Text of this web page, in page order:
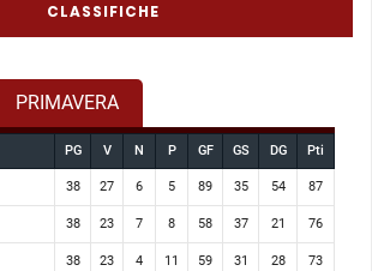
CLASSIFICHE
PRIMAVERA
PG V N P GF GS DG Pti
38 27 6 5 89 35 54 87
38 23 7 8 58 37 21 76
38 23 4 11 59 31 28 73